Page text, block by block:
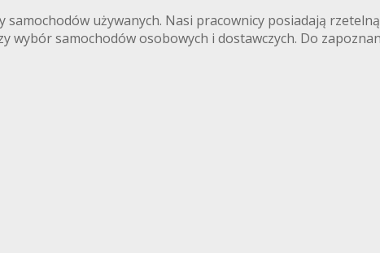
samochodów używanych. Nasi pracownicy posiadają
wybór samochodów osobowych i dostawczych. Do